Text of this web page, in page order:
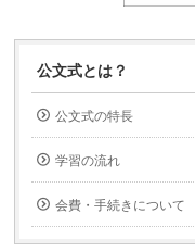
公文式とは？
公文式の特長
学習の流れ
会費・手続きについて